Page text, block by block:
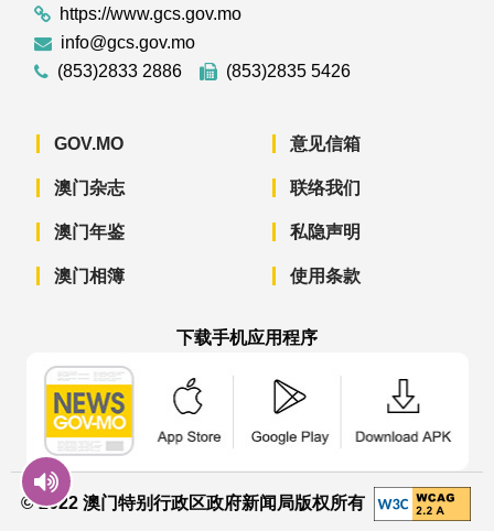
https://www.gcs.gov.mo
info@gcs.gov.mo
(853)2833 2886
(853)2835 5426
GOV.MO
澳门杂志
澳门年鉴
澳门相簿
意见信箱
联络我们
私隐声明
使用条款
下载手机应用程序
© 2022 澳门特别行政区政府新闻局版权所有